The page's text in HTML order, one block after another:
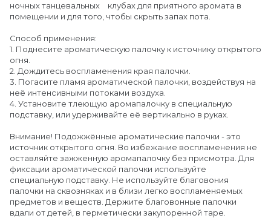
ночных танцевальных клубах для приятного аромата в
помещении и для того, чтобы скрыть запах пота.
Способ применения:
1. Поднесите ароматическую палочку к источнику открытого
огня.
2. Дождитесь воспламенения края палочки.
3. Погасите пламя ароматической палочки, воздействуя на
неё интенсивными потоками воздуха.
4. Установите тлеющую аромапалочку в специальную
подставку, или удерживайте её вертикально в руках.
Внимание! Подожжённые ароматические палочки - это
источник открытого огня. Во избежание воспламенения не
оставляйте зажженную аромапалочку без присмотра. Для
фиксации ароматической палочки используйте
специальную подставку. Не используйте благовония
палочки на сквозняках и в близи легко воспламеняемых
предметов и веществ. Держите благовонные палочки
вдали от детей, в герметически закупоренной таре.